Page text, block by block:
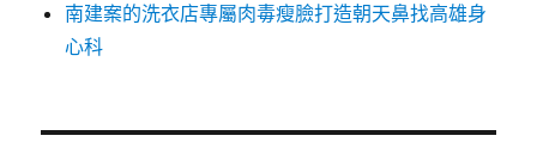
南建案的洗衣店專屬肉毒瘦臉打造朝天鼻找高雄身
心科